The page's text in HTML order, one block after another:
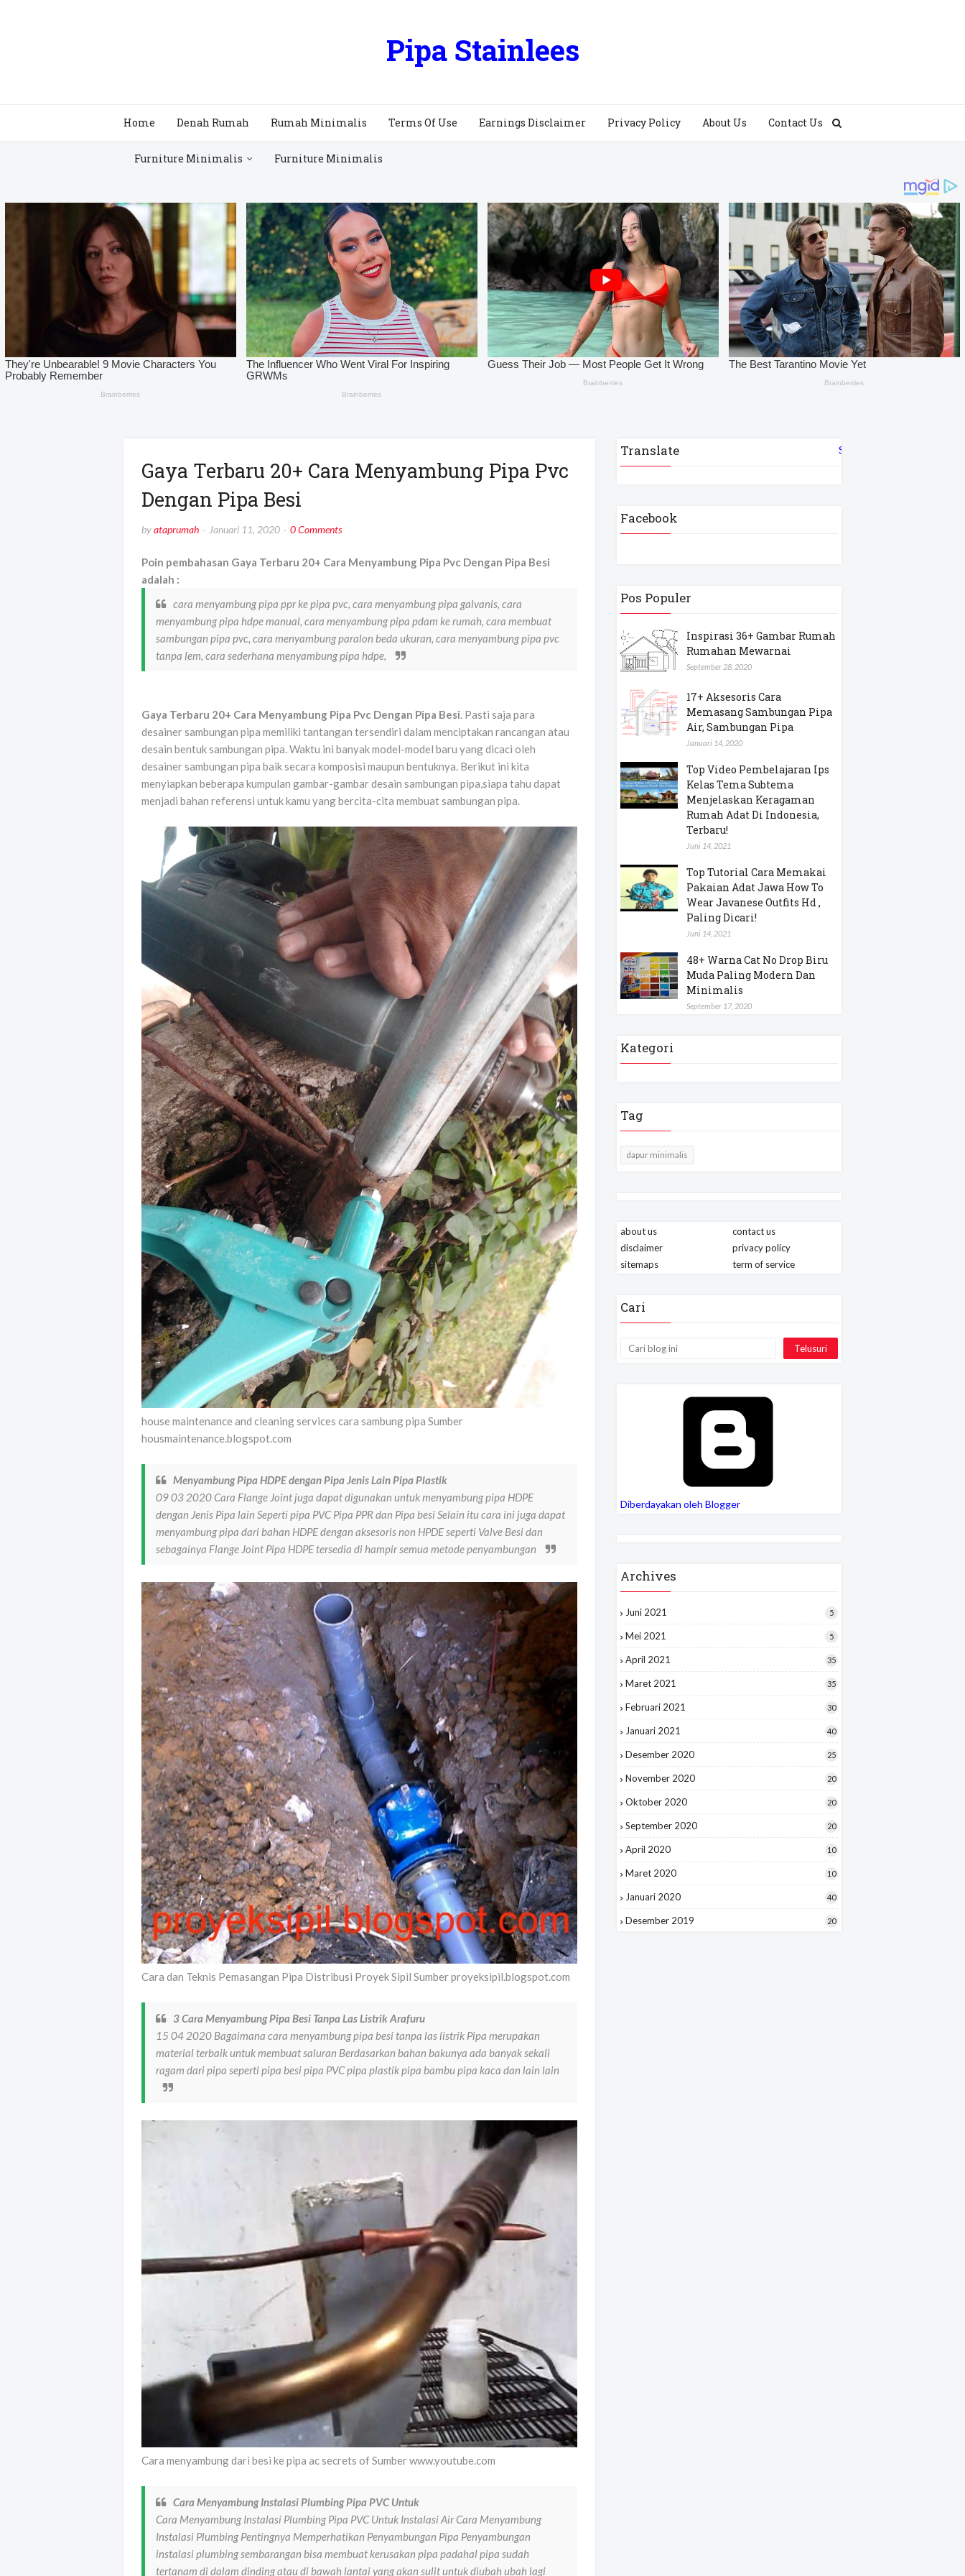
Pipa Stainlees
Home Denah Rumah Rumah Minimalis Terms Of Use Earnings Disclaimer Privacy Policy About Us Contact Us
Furniture Minimalis Furniture Minimalis
Gaya Terbaru 20+ Cara Menyambung Pipa Pvc
Dengan Pipa Besi
byataprumah Januari 11, 2020 0 Comments
Poin pembahasan Gaya Terbaru 20+ Cara Menyambung Pipa Pvc Dengan Pipa Besi
adalah :
cara menyambung pipa ppr ke pipa pvc, cara menyambung pipa galvanis, cara
menyambung pipa hdpe manual, cara menyambung pipa pdam ke rumah, cara membuat
sambungan pipa pvc, cara menyambung paralon beda ukuran, cara menyambung pipa pvc
tanpa lem, cara sederhana menyambung pipa hdpe,
Gaya Terbaru 20+ Cara Menyambung Pipa Pvc Dengan Pipa Besi. Pasti saja para
desainer sambungan pipa memiliki tantangan tersendiri dalam menciptakan rancangan atau
desain bentuk sambungan pipa. Waktu ini banyak model-model baru yang dicaci oleh
desainer sambungan pipa baik secara komposisi maupun bentuknya. Berikut ini kita
menyiapkan beberapa kumpulan gambar-gambar desain sambungan pipa,siapa tahu dapat
menjadi bahan referensi untuk kamu yang bercita-cita membuat sambungan pipa.
house maintenance and cleaning services cara sambung pipa Sumber
housmaintenance.blogspot.com
Menyambung Pipa HDPE dengan Pipa Jenis Lain Pipa Plastik
09 03 2020 Cara Flange Joint juga dapat digunakan untuk menyambung pipa HDPE
dengan Jenis Pipa lain Seperti pipa PVC Pipa PPR dan Pipa besi Selain itu cara ini juga dapat
menyambung pipa dari bahan HDPE dengan aksesoris non HPDE seperti Valve Besi dan
sebagainya Flange Joint Pipa HDPE tersedia di hampir semua metode penyambungan
Cara dan Teknis Pemasangan Pipa Distribusi Proyek Sipil Sumber proyeksipil.blogspot.com
3 Cara Menyambung Pipa Besi Tanpa Las Listrik Arafuru
15 04 2020 Bagaimana cara menyambung pipa besi tanpa las listrik Pipa merupakan
material terbaik untuk membuat saluran Berdasarkan bahan bakunya ada banyak sekali
ragam dari pipa seperti pipa besi pipa PVC pipa plastik pipa bambu pipa kaca dan lain lain
Cara menyambung dari besi ke pipa ac secrets of Sumber www.youtube.com
Cara Menyambung Instalasi Plumbing Pipa PVC Untuk
Cara Menyambung Instalasi Plumbing Pipa PVC Untuk Instalasi Air Cara Menyambung
Instalasi Plumbing Pentingnya Memperhatikan Penyambungan Pipa Penyambungan
instalasi plumbing sembarangan bisa membuat kerusakan pipa padahal pipa sudah
tertanam di dalam dinding atau di bawah lantai yang akan sulit untuk diubah ubah lagi
Translate Select Language
Facebook
Pos Populer
Inspirasi 36+ Gambar Rumah
Rumahan Mewarnai
September 28, 2020
17+ Aksesoris Cara
Memasang Sambungan Pipa
Air, Sambungan Pipa
Januari 14, 2020
Top Video Pembelajaran Ips
Kelas Tema Subtema
Menjelaskan Keragaman
Rumah Adat Di Indonesia,
Terbaru!
Juni 14, 2021
Top Tutorial Cara Memakai
Pakaian Adat Jawa How To
Wear Javanese Outfits Hd ,
Paling Dicari!
Juni 14, 2021
48+ Warna Cat No Drop Biru
Muda Paling Modern Dan
Minimalis
September 17, 2020
Kategori
Tag
dapur minimalis
about us
contact us
disclaimer
privacy policy
sitemaps
term of service
Cari
Diberdayakan oleh Blogger
Archives
Juni 2021 5
Mei 2021 5
April 2021 35
Maret 2021 35
Februari 2021 30
Januari 2021 40
Desember 2020 25
November 2020 20
Oktober 2020 20
September 2020 20
April 2020 10
Maret 2020 10
Januari 2020 40
Desember 2019 20